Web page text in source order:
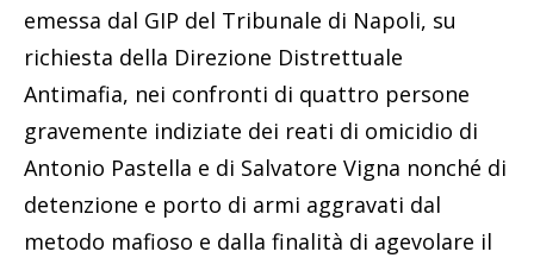
emessa dal GIP del Tribunale di Napoli, su
richiesta della Direzione Distrettuale
Antimafia, nei confronti di quattro persone
gravemente indiziate dei reati di omicidio di
Antonio Pastella e di Salvatore Vigna nonché di
detenzione e porto di armi aggravati dal
metodo mafioso e dalla finalità di agevolare il